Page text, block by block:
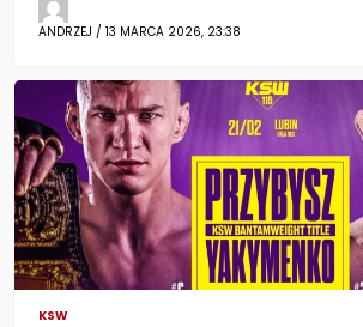
ANDRZEJ / 13 MARCA 2026, 23:38
KSW